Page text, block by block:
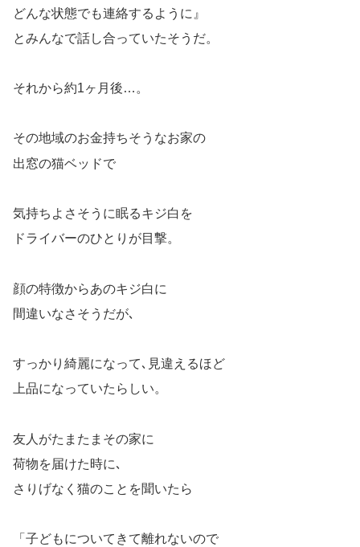
どんな状態でも連絡するように』
とみんなで話し合っていたそうだ。
それから約1ヶ月後…。
その地域のお金持ちそうなお家の
出窓の猫ベッドで
気持ちよさそうに眠るキジ白を
ドライバーのひとりが目撃。
顔の特徴からあのキジ白に
間違いなさそうだが､
すっかり綺麗になって､見違えるほど
上品になっていたらしい。
友人がたまたまその家に
荷物を届けた時に､
さりげなく猫のことを聞いたら
「子どもについてきて離れないので